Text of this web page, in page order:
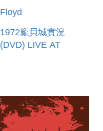
Floyd
1972龐貝城實況
(DVD) LIVE AT